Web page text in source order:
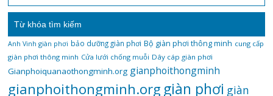
Từ khóa tìm kiếm
Anh Vinh giàn phơi bảo dưỡng giàn phơi Bộ giàn phơi thông minh cung cấp
giàn phơi thông minh Cửa lưới chống muỗi Dây cáp giàn phơi
Gianphoiquanaothongminh.org gianphoithongminh
gianphoithongminh.org giàn phơi giàn